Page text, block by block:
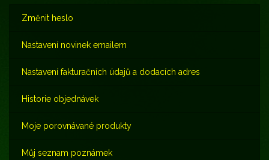
Změnit heslo
Nastavení novinek emailem
Nastavení fakturačních údajů a dodacích adres
Historie objednávek
Moje porovnávané produkty
Můj seznam poznámek